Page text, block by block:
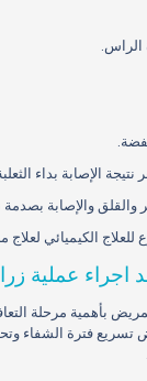
الراس.
الإصابة بداء
والقلق والإصابة
للعلاج الكيميائي
اجراء عملية
بأهمية مرحلة
تسريع فترة الشفاء